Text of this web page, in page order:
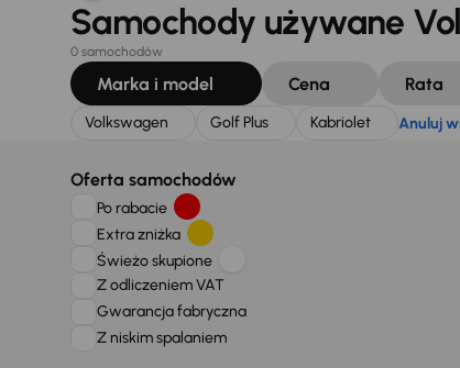
Samochody używane
0 samochodów
Marka i model Cena Rata
Volkswagen Golf Plus Kabriolet Anuluj
Oferta samochodów
Po rabacie
Extra zniżka
Świeżo skupione
Z odliczeniem VAT
Gwarancja fabryczna
Z niskim spalaniem